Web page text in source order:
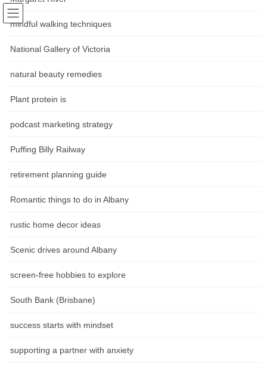
Skip
Skip
Community news Movements in
the art world
HOME หน้าหลัก
เศรษฐกิจในปัจจุบัน
ข่าวธุรกิจวันนี้: อ่านข่าวธุรกิจล่าสุด
General Tax Directorate ได้เปิดตัวพอร์ทัลอินเทอร์เน็ตใหม่ในเวอร์ชัน
ออกแบบตามหลักสรีรศาสตร์ที่ได้รับการปรับปรุงและคำนึงถึงการนำ
รัฐมนตรีว่าการกระทรวงเศรษฐกิจและการคลัง และ Mr. Moulay
ลงทุน และเศรษฐกิจดิจิทัล ลงนามเมื่อวันจันทร์ที่ 2 พฤษภาคม 2016 ที่
Mohammed BOUSSAID รัฐมนตรีว่าการกระทรวงเศรษฐกิจและการ
mindful walking techniques
National Gallery of Victoria
natural beauty remedies
Plant protein is
podcast marketing strategy
Puffing Billy Railway
retirement planning guide
Romantic things to do in Albany
rustic home decor ideas
Scenic drives around Albany
screen-free hobbies to explore
South Bank (Brisbane)
success starts with mindset
supporting a partner with anxiety